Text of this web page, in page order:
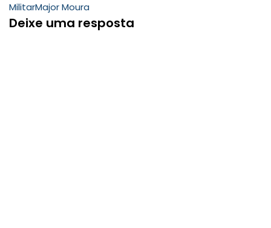
MilitarMajor Moura
Deixe uma resposta